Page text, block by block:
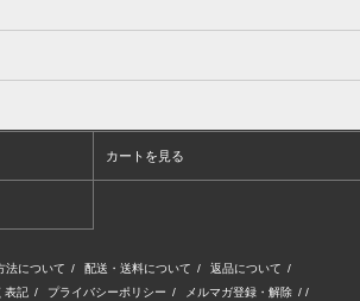
カートを見る
法について / 配送・送料について / 返品について /
表記 / プライバシーポリシー / メルマガ登録・解除 / /